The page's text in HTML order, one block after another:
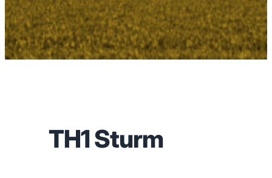
TH1 Sturm